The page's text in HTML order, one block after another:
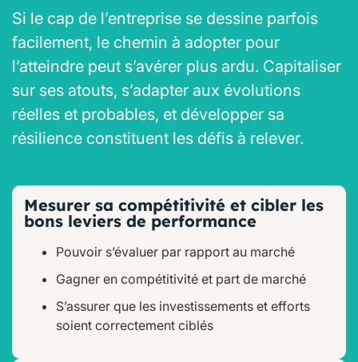
Si le cap de l’entreprise se dessine parfois
facilement, le chemin à adopter pour
l’atteindre peut s’avérer plus ardu. Capitaliser
sur ses atouts, s’adapter aux évolutions
réelles et probables, et développer sa
résilience​ constituent les défis à relever.
Mesurer sa compétitivité et cibler les
bons leviers de performance
Pouvoir s’évaluer par rapport au marché
Gagner en compétitivité et part de marché
S’assurer que les investissements et efforts
soient correctement ciblés